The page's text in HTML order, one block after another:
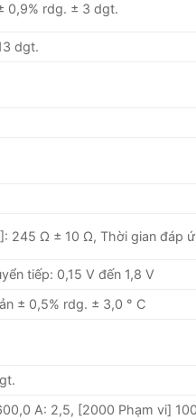
0,9% rdg. ± 3 dgt.
dgt.
245 Ω ± 10 Ω, Thời gian đáp
tiếp: 0,15 V đến 1,8 V
± 0,5% rdg. ± 3,0 ° C
A: 2,5, [2000 Phạm vi]